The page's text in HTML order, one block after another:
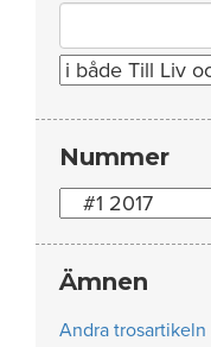
for:
Nummer
Nummer
Ämnen
Andra trosartikeln